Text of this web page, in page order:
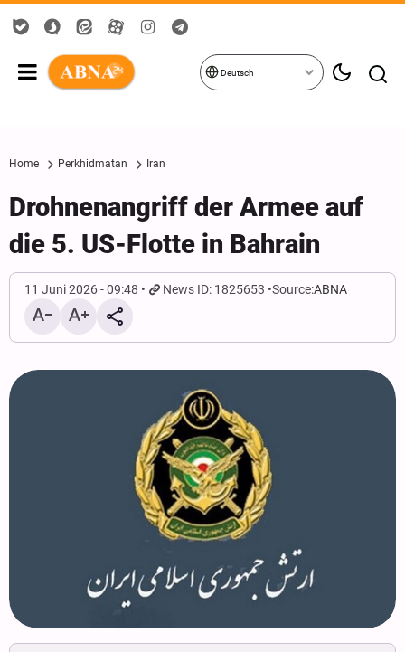
Deutsch
Home Perkhidmatan Iran
Drohnenangriff der Armee auf
die 5. US-Flotte in Bahrain
11 Juni 2026 - 09:48 News ID: 1825653 Source:ABNA